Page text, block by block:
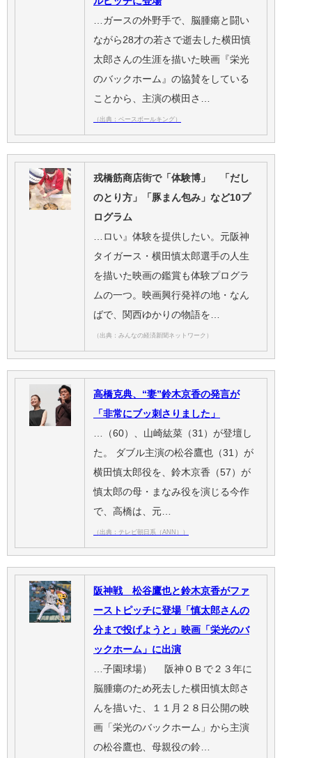
…ガースの外野手で、脳腫瘍と闘い
ながら28才の若さで逝去した横田慎
太郎さんの生涯を描いた映画『栄光
のバックホーム』の協賛をしている
ことから、主演の横田さ…
（出典：ベースボールキング）
戎橋筋商店街で「体験博」 「だし
のとり方」「豚まん包み」など10プ
ログラム
…ロい』体験を提供したい。元阪神
タイガース・横田慎太郎選手の人生
を描いた映画の鑑賞も体験プログラ
ムの一つ。映画興行発祥の地・なん
ばで、関西ゆかりの物語を…
（出典：みんなの経済新聞ネットワーク）
高橋克典、“妻”鈴木京香の発言が
「非常にブッ刺さりました」
…（60）、山崎紘菜（31）が登壇し
た。 ダブル主演の松谷鷹也（31）が
横田慎太郎役を、鈴木京香（57）が
慎太郎の母・まなみ役を演じる今作
で、高橋は、元…
（出典：テレビ朝日系（ANN））
阪神戦 松谷鷹也と鈴木京香がファ
ーストピッチに登場「慎太郎さんの
分まで投げようと」映画「栄光のバ
ックホーム」に出演
…子園球場） 阪神ＯＢで２３年に
脳腫瘍のため死去した横田慎太郎さ
んを描いた、１１月２８日公開の映
画「栄光のバックホーム」から主演
の松谷鷹也、母親役の鈴…